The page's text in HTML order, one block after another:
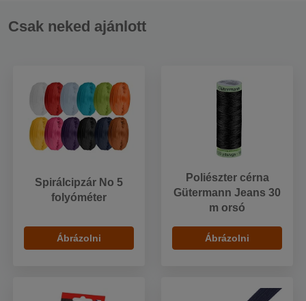
Csak neked ajánlott
Spirálcipzár No 5
folyóméter
Ábrázolni
Poliészter cérna
Gütermann Jeans 30
m orsó
Ábrázolni